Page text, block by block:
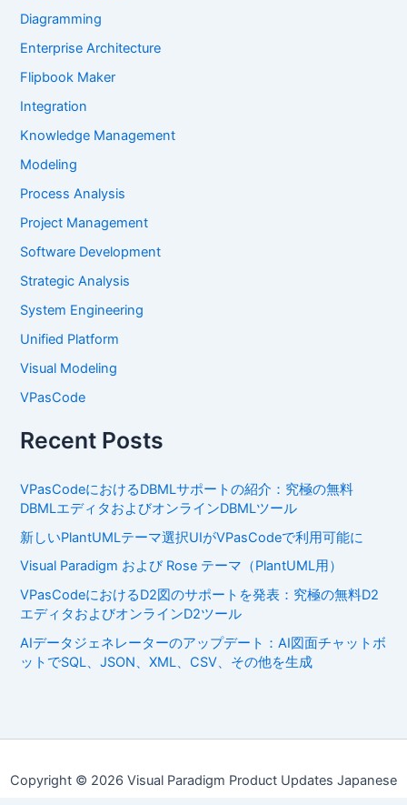
Diagramming
Enterprise Architecture
Flipbook Maker
Integration
Knowledge Management
Modeling
Process Analysis
Project Management
Software Development
Strategic Analysis
System Engineering
Unified Platform
Visual Modeling
VPasCode
Recent Posts
VPasCodeにおけるDBMLサポートの紹介：究極の無料
DBMLエディタおよびオンラインDBMLツール
新しいPlantUMLテーマ選択UIがVPasCodeで利用可能に
Visual Paradigm および Rose テーマ（PlantUML用）
VPasCodeにおけるD2図のサポートを発表：究極の無料D2
エディタおよびオンラインD2ツール
AIデータジェネレーターのアップデート：AI図面チャットボ
ットでSQL、JSON、XML、CSV、その他を生成
Copyright © 2026 Visual Paradigm Product Updates Japanese